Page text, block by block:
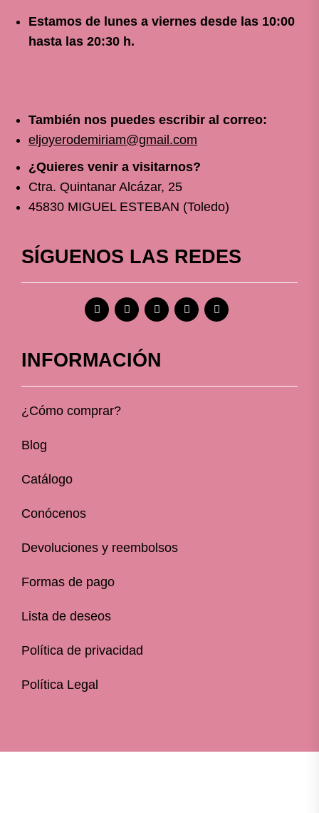
Estamos de lunes a viernes desde las 10:00
hasta las 20:30 h.
También nos puedes escribir al correo:
eljoyerodemiriam@gmail.com
¿Quieres venir a visitarnos?
Ctra. Quintanar Alcázar, 25
45830 MIGUEL ESTEBAN (Toledo)
SÍGUENOS LAS REDES
INFORMACIÓN
¿Cómo comprar?
Blog
Catálogo
Conócenos
Devoluciones y reembolsos
Formas de pago
Lista de deseos
Política de privacidad
Política Legal